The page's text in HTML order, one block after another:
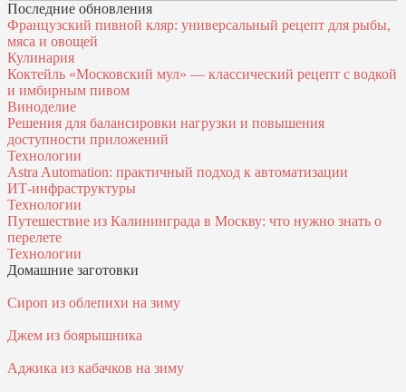
Последние обновления
Французский пивной кляр: универсальный рецепт для рыбы,
мяса и овощей
Кулинария
Коктейль «Московский мул» — классический рецепт с водкой
и имбирным пивом
Виноделие
Решения для балансировки нагрузки и повышения
доступности приложений
Технологии
Astra Automation: практичный подход к автоматизации
ИТ‑инфраструктуры
Технологии
Путешествие из Калининграда в Москву: что нужно знать о
перелете
Технологии
Домашние заготовки
Сироп из облепихи на зиму
Джем из боярышника
Аджика из кабачков на зиму